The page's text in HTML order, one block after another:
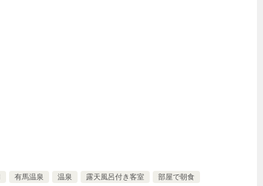
有馬温泉 温泉 露天風呂付き客室
部屋で朝食